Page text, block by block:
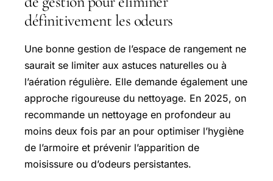
définitivement les odeurs
Une bonne gestion de l’espace de rangement ne
saurait se limiter aux astuces naturelles ou à
l’aération régulière. Elle demande également une
approche rigoureuse du nettoyage. En 2025, on
recommande un nettoyage en profondeur au
moins deux fois par an pour optimiser l’hygiène
de l’armoire et prévenir l’apparition de
moisissure ou d’odeurs persistantes.